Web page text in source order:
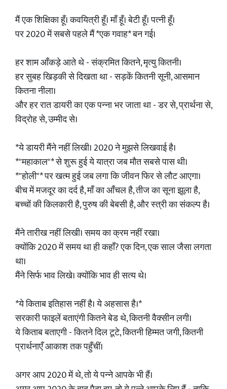
मैं एक शिक्षिका हूँ। कवयित्री हूँ। माँ हूँ। बेटी हूँ। पत्नी हूँ।
पर 2020 में सबसे पहले मैं *एक गवाह* बन गई।
हर शाम आँकड़े आते थे - संक्रमित कितने, मृत्यु कितनी।
हर सुबह खिड़की से दिखता था - सड़कें कितनी सूनी, आसमान
कितना नीला।
और हर रात डायरी का एक पन्ना भर जाता था - डर से, प्रार्थना से,
विद्रोह से, उम्मीद से।
*ये डायरी मैंने नहीं लिखी। 2020 ने मुझसे लिखवाई है।
*"महाकाल"* से शुरू हुई ये यात्रा जब मौत सबसे पास थी।
*"होली"* पर खत्म हुई जब लगा कि जीवन फिर से लौट आएगा।
बीच में मजदूर का दर्द है, माँ का आँचल है, तीज का सूना झूला है,
बच्चों की किलकारी है, पुरुष की बेबसी है, और स्त्री का संकल्प है।
मैंने तारीख नहीं लिखी। समय का क्रम नहीं रखा।
क्योंकि 2020 में समय था ही कहाँ? एक दिन, एक साल जैसा लगता
था।
मैंने सिर्फ भाव लिखे। क्योंकि भाव ही सत्य थे।
*ये किताब इतिहास नहीं है। ये अहसास है।*
सरकारी फाइलें बताएंगी कितने बेड थे, कितनी वैक्सीन लगी।
ये किताब बताएगी - कितने दिल टूटे, कितनी हिम्मत जगी, कितनी
प्रार्थनाएँ आकाश तक पहुँचीं।
अगर आप 2020 में थे, तो ये पन्ने आपके भी हैं।